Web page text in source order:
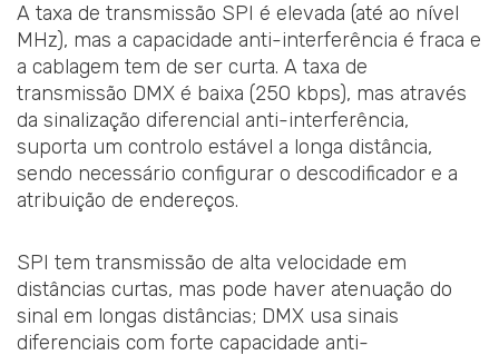
A taxa de transmissão SPI é elevada (até ao nível
MHz), mas a capacidade anti-interferência é fraca e
a cablagem tem de ser curta. A taxa de
transmissão DMX é baixa (250 kbps), mas através
da sinalização diferencial anti-interferência,
suporta um controlo estável a longa distância,
sendo necessário configurar o descodificador e a
atribuição de endereços.
SPI tem transmissão de alta velocidade em
distâncias curtas, mas pode haver atenuação do
sinal em longas distâncias; DMX usa sinais
diferenciais com forte capacidade anti-